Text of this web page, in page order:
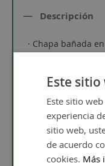
Descripción
· Chapa bañada
· Tamaño: 37 x 37
· El colgante
· Piezas
de grabado láser
· En caso de no
realizará con láser.
Este
Este sitio
experiencia
sitio web,
de acuerdo
cookies. Más